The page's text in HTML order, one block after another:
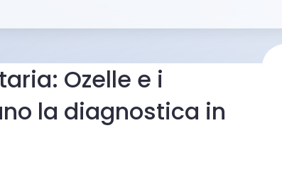
Ozelle e i
la diagnostica in